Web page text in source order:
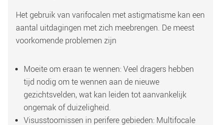
Het gebruik van varifocalen met astigmatisme kan een
aantal uitdagingen met zich meebrengen. De meest
voorkomende problemen zijn
Moeite om eraan te wennen: Veel dragers hebben
tijd nodig om te wennen aan de nieuwe
gezichtsvelden, wat kan leiden tot aanvankelijk
ongemak of duizeligheid.
Visusstoornissen in perifere gebieden: Multifocale